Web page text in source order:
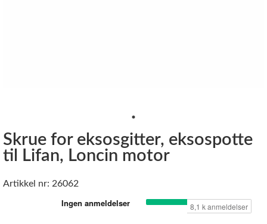
Skrue for eksosgitter, eksospotte
til Lifan, Loncin motor
Artikkel nr: 26062